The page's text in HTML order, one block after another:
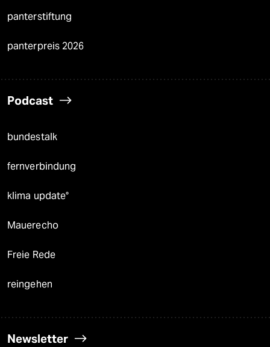
panterstiftung
panterpreis 2026
Podcast
bundestalk
fernverbindung
klima update°
Mauerecho
Freie Rede
reingehen
Newsletter